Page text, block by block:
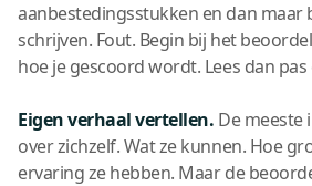
aanbestedingsstukken en dan maar
schrijven. Fout. Begin bij het
hoe je gescoord wordt. Lees dan pas
Eigen verhaal vertellen. De meeste
over zichzelf. Wat ze kunnen. Hoe
ervaring ze hebben. Maar de